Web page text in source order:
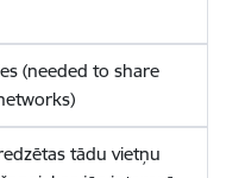
(needed to share
tādu vietņu